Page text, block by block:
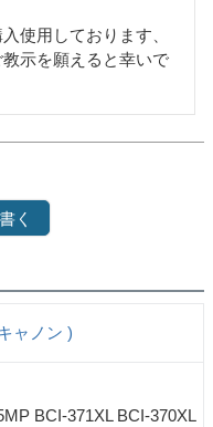
使用しております、
示を願えると幸いで
く
ャノン )
BCI-371XL BCI-370XL